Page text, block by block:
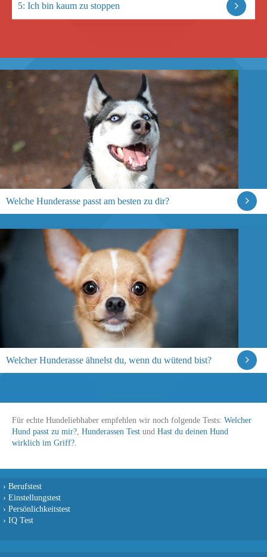
5: Ich bin kaum zu stoppen
Welche Hunderasse passt am besten zu dir?
Welcher Hunderasse ähnelst du, wenn du wütend bist?
Für echte Hundeliebhaber empfehlen wir noch folgende Tests: Welcher
Hund passt zu mir?, Hunderassen Test und Hast du deinen Hund
wirklich im Griff?.
› Berufstest
› Einstellungstest
› Persönlichkeitstest
› IQ Test